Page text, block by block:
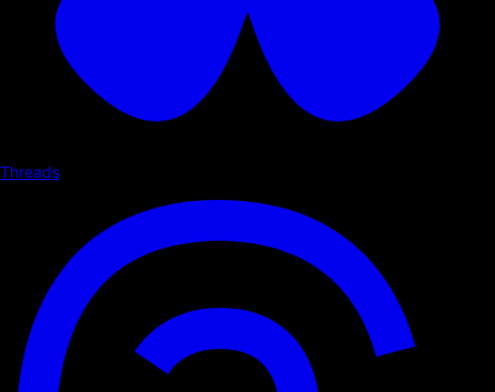
Threads